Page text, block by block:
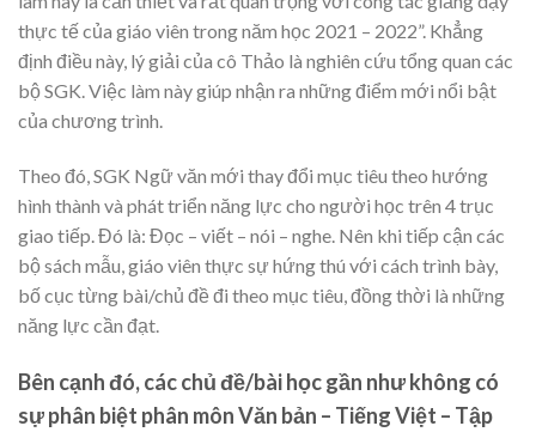
thực tế của giáo viên trong năm học 2021 – 2022”. Khẳng
định điều này, lý giải của cô Thảo là nghiên cứu tổng quan các
bộ SGK. Việc làm này giúp nhận ra những điểm mới nổi bật
của chương trình.
Theo đó, SGK Ngữ văn mới thay đổi mục tiêu theo hướng
hình thành và phát triển năng lực cho người học trên 4 trục
giao tiếp. Đó là: Đọc – viết – nói – nghe. Nên khi tiếp cận các
bộ sách mẫu, giáo viên thực sự hứng thú với cách trình bày,
bố cục từng bài/chủ đề đi theo mục tiêu, đồng thời là những
năng lực cần đạt.
Bên cạnh đó, các chủ đề/bài học gần như không có
sự phân biệt phân môn Văn bản – Tiếng Việt – Tập